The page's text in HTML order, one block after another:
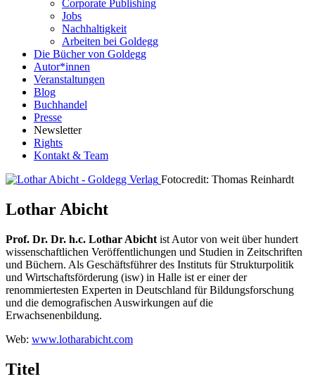
Corporate Publishing
Jobs
Nachhaltigkeit
Arbeiten bei Goldegg
Die Bücher von Goldegg
Autor*innen
Veranstaltungen
Blog
Buchhandel
Presse
Newsletter
Rights
Kontakt & Team
Fotocredit: Thomas Reinhardt
Lothar Abicht
Prof. Dr. Dr. h.c. Lothar Abicht ist Autor von weit über hundert
wissenschaftlichen Veröffentlichungen und Studien in Zeitschriften
und Büchern. Als Geschäftsführer des Instituts für Strukturpolitik
und Wirtschaftsförderung (isw) in Halle ist er einer der
renommiertesten Experten in Deutschland für Bildungsforschung
und die demografischen Auswirkungen auf die
Erwachsenenbildung.
Web: www.lotharabicht.com
Titel